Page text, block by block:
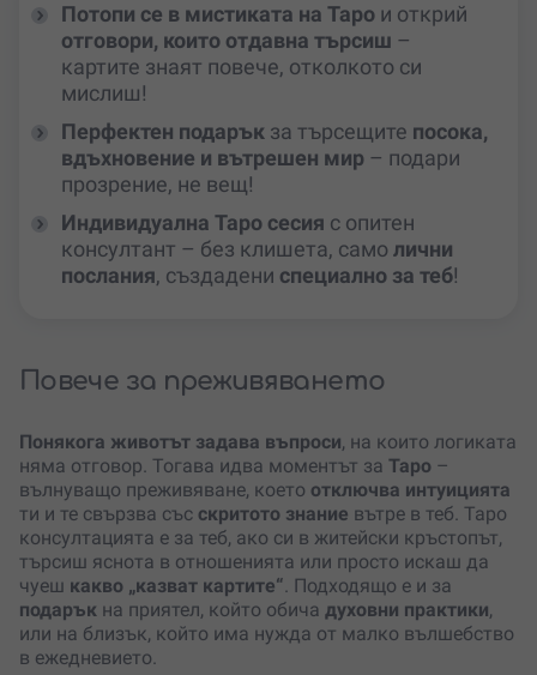
Потопи се в мистиката на Таро и открий
отговори, които отдавна търсиш –
картите знаят повече, отколкото си
мислиш!
Перфектен подарък за търсещите посока,
вдъхновение и вътрешен мир – подари
прозрение, не вещ!
Индивидуална Таро сесия с опитен
консултант – без клишета, само лични
послания, създадени специално за теб!
Повече за преживяването
Понякога животът задава въпроси, на които логиката
няма отговор. Тогава идва моментът за Таро –
вълнуващо преживяване, което отключва интуицията
ти и те свързва със скритото знание вътре в теб. Таро
консултацията е за теб, ако си в житейски кръстопът,
търсиш яснота в отношенията или просто искаш да
чуеш какво „казват картите“. Подходящо е и за
подарък на приятел, който обича духовни практики,
или на близък, който има нужда от малко вълшебство
в ежедневието.